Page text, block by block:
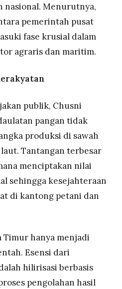
nasional. Menurutnya,
pemerintah pusat
fase krusial dalam
agraris dan maritim.
publik, Chusni
pangan tidak
produksi di sawah
Tantangan terbesar
menciptakan nilai
sehingga kesejahteraan
di kantong petani dan
Timur hanya menjadi
Esensi dari
hilirisasi berbasis
pengolahan hasil